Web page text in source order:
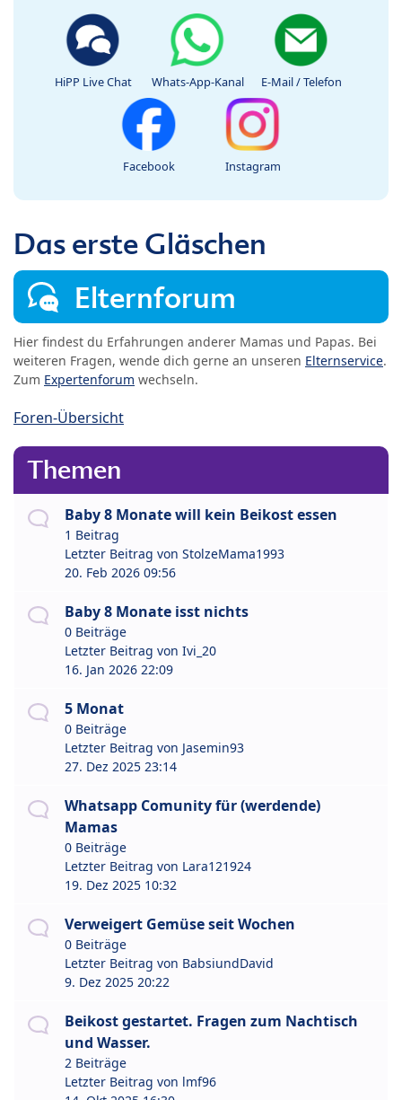
HiPP Live Chat Whats-App-Kanal E-Mail / Telefon
Facebook Instagram
Das erste Gläschen
Elternforum
Hier findest du Erfahrungen anderer Mamas und Papas. Bei
weiteren Fragen, wende dich gerne an unseren Elternservice.
Zum Expertenforum wechseln.
Foren-Übersicht
Themen
Baby 8 Monate will kein Beikost essen
1 Beitrag
Letzter Beitrag von StolzeMama1993
20. Feb 2026 09:56
Baby 8 Monate isst nichts
0 Beiträge
Letzter Beitrag von Ivi_20
16. Jan 2026 22:09
5 Monat
0 Beiträge
Letzter Beitrag von Jasemin93
27. Dez 2025 23:14
Whatsapp Comunity für (werdende)
Mamas
0 Beiträge
Letzter Beitrag von Lara121924
19. Dez 2025 10:32
Verweigert Gemüse seit Wochen
0 Beiträge
Letzter Beitrag von BabsiundDavid
9. Dez 2025 20:22
Beikost gestartet. Fragen zum Nachtisch
und Wasser.
2 Beiträge
Letzter Beitrag von lmf96